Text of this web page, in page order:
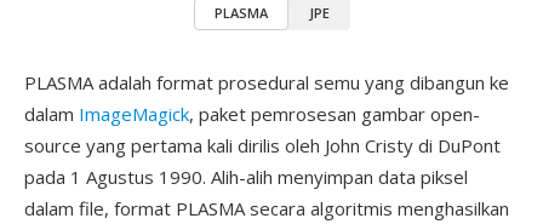
PLASMA JPE
PLASMA adalah format prosedural semu yang dibangun ke
dalam ImageMagick, paket pemrosesan gambar open-
source yang pertama kali dirilis oleh John Cristy di DuPont
pada 1 Agustus 1990. Alih-alih menyimpan data piksel
dalam file, format PLASMA secara algoritmis menghasilkan